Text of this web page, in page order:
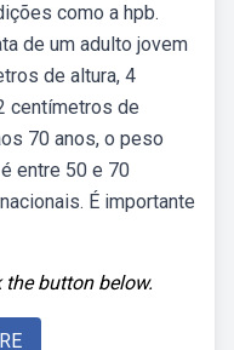
como a hpb.
de um adulto jovem
de altura, 4
centímetros de
70 anos, o peso
entre 50 e 70
É importante
button below.